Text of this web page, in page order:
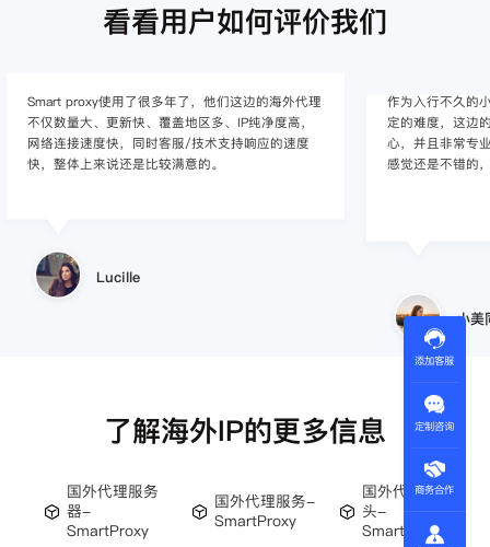
看看用户如何评价我们
作为入行不久的小白，上手使用Smart proxy会有一
定的难度，这边的客服人员/技术支持人员非常有耐
心，并且非常专业，很快就上手了，使用体验整体
感觉还是不错的，非常推荐身边的同行使用。
小美同学
作为一家跨境电
上面经营着多个
着强烈的需求，
商，不是断网就
王伟
了解海外IP的更多信息
国外代理服务
器-
SmartProxy
国外代理服务-
SmartProxy
国外代理水龙
头-
SmartProxy
添加客服
定制咨询
商务合作